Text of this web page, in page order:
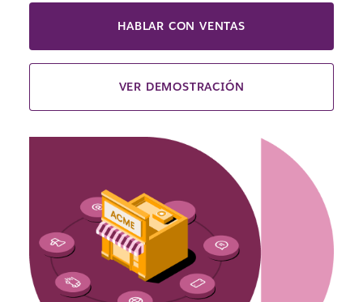
HABLAR CON VENTAS
VER DEMOSTRACIÓN